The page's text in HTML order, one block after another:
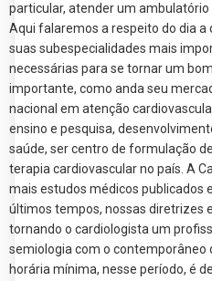
particular, atender um
Aqui falaremos a respeito do dia a
suas subespecialidades mais
necessárias para se tornar um
importante, como anda seu
nacional em atenção
ensino e pesquisa,
saúde, ser centro de formulação
terapia cardiovascular no país. A
mais estudos médicos publicados
últimos tempos, nossas diretrizes
tornando o cardiologista um
semiologia com o contemporâneo
horária mínima, nesse período, é